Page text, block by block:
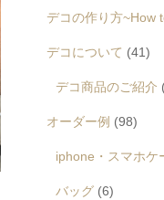
デコの作り方~How
デコについて (41)
デコ商品のご紹介
オーダー例 (98)
iphone・スマホケ
バッグ (6)